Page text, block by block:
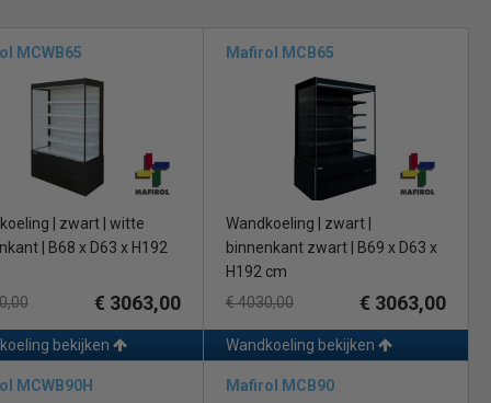
MCWB65
| zwart | witte
| B68 x D63 x H192
€ 3063,00
bekijken
Mafirol MCB65
Wandkoeling | zwart |
binnenkant zwart | B69 x D63 x
H192 cm
€ 4030,00
€ 3063,00
Wandkoeling bekijken
MCWB90H Mafirol MCB90